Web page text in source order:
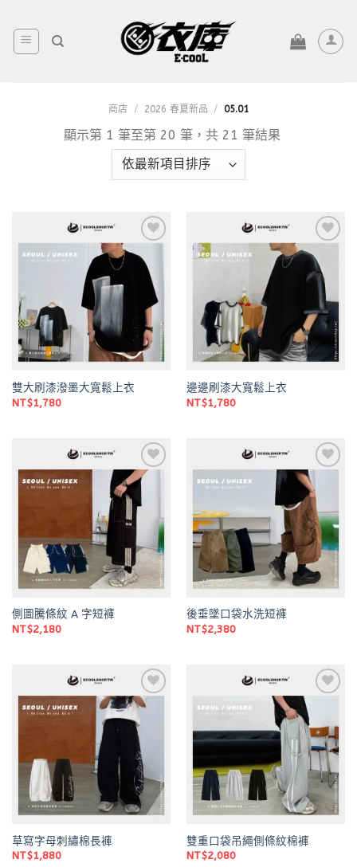
content
商店 / 2026 春夏新品 / 05.01
顯示第 1 筆至第 20 筆，共 21 筆結果
Add to
wishlist
雙大刷漆潑墨大寬鬆上衣
NT$1,780
Add to
wishlist
邊邊刷漆大寬鬆上衣
NT$1,780
Add to
wishlist
側圖騰條紋 A 字短褲
NT$2,180
Add to
wishlist
後垂墜口袋水洗短褲
NT$2,380
Add to
wishlist
草寫字母刺繡棉長褲
NT$1,880
wishlist
雙重口袋吊繩側條紋棉褲
NT$2,080